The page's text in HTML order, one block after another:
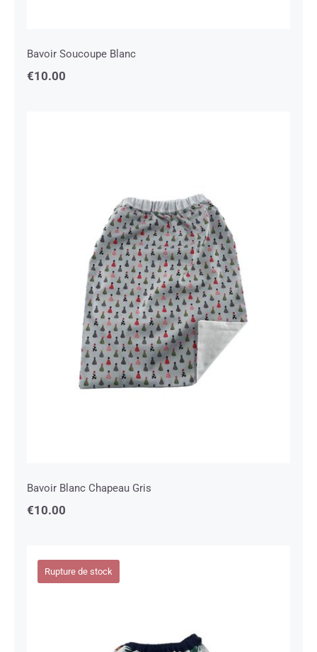
Bavoir Soucoupe Blanc
€10.00
Bavoir Blanc Chapeau Gris
Bavoir Blanc Chapeau Gris
€10.00
Rupture de stock